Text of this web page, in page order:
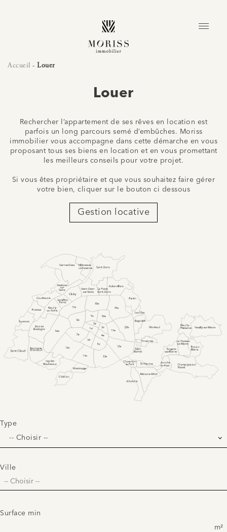
Accueil - Louer
Louer
Rechercher l’appartement de ses rêves en location est
parfois un long parcours semé d’embûches. Moriss
immobilier vous accompagne dans cette démarche en vous
proposant tous ses biens en location et en vous promettant
les meilleurs conseils pour votre projet.
Si vous êtes propriétaire et que vous souhaitez faire gérer
votre bien, cliquer sur le bouton ci dessous
Gestion locative
Type
-- Choisir --
Ville
Surface min
m²